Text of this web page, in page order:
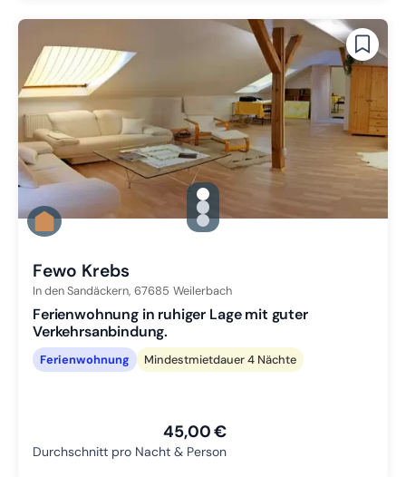
gallery.slide_selector
Zu Slide 1 wechseln
Zu Slide 2 wechseln
Zu Slide 3 wechseln
Fewo Krebs
In den Sandäckern, 67685 Weilerbach
Ferienwohnung in ruhiger Lage mit guter
Verkehrsanbindung.
Ferienwohnung Mindestmietdauer 4 Nächte
45,00 €
Durchschnitt pro Nacht & Person